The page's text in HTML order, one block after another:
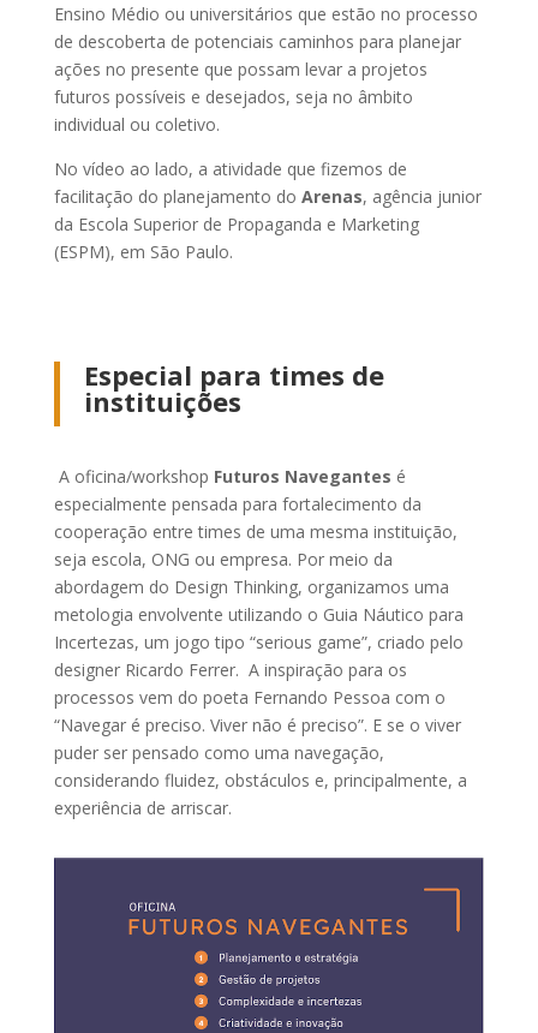
Ensino Médio ou universitários que estão no processo
de descoberta de potenciais caminhos para planejar
ações no presente que possam levar a projetos
futuros possíveis e desejados, seja no âmbito
individual ou coletivo.
No vídeo ao lado, a atividade que fizemos de
facilitação do planejamento do Arenas, agência junior
da Escola Superior de Propaganda e Marketing
(ESPM), em São Paulo.
Especial para times de
instituições
A oficina/workshop Futuros Navegantes é
especialmente pensada para fortalecimento da
cooperação entre times de uma mesma instituição,
seja escola, ONG ou empresa. Por meio da
abordagem do Design Thinking, organizamos uma
metologia envolvente utilizando o Guia Náutico para
Incertezas, um jogo tipo “serious game”, criado pelo
designer Ricardo Ferrer. A inspiração para os
processos vem do poeta Fernando Pessoa com o
“Navegar é preciso. Viver não é preciso”. E se o viver
puder ser pensado como uma navegação,
considerando fluidez, obstáculos e, principalmente, a
experiência de arriscar.